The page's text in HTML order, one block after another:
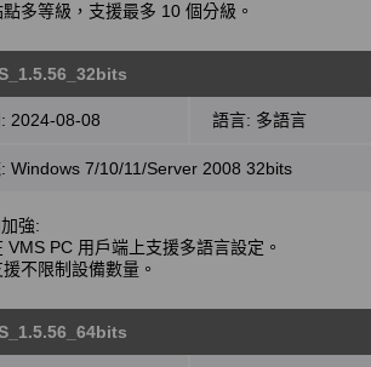
多等級，支援最多 10 個分級。
2024-08-08 語言: 多語言
Windows 7/10/11/Server 2008 32bits
強:
VMS PC 用戶端上支援多語言設定。
不限制設備數量。